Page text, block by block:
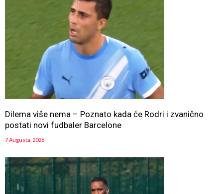
Dilema više nema – Poznato kada će Rodri i zvanično
postati novi fudbaler Barcelone
7 Augusta, 2026